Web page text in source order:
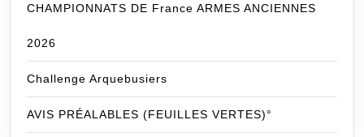
CHAMPIONNATS DE France ARMES ANCIENNES
2026
Challenge Arquebusiers
AVIS PRÉALABLES (FEUILLES VERTES)°